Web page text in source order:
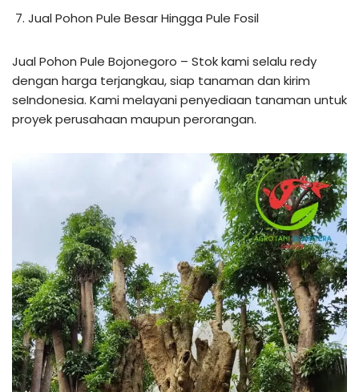
Jual Pohon Pule Besar Hingga Pule Fosil
Jual Pohon Pule Bojonegoro – Stok kami selalu redy
dengan harga terjangkau, siap tanaman dan kirim
seIndonesia. Kami melayani penyediaan tanaman untuk
proyek perusahaan maupun perorangan.